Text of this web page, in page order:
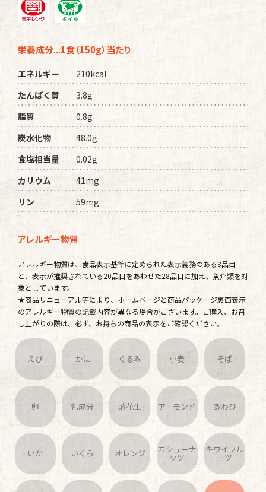
栄養成分...1食（150g）当たり
エネルギー
210kcal
たんぱく質
3.8g
脂質
0.8g
炭水化物
48.0g
食塩相当量
0.02g
カリウム
41mg
リン
59mg
アレルギー物質
アレルギー物質は、食品表示基準に定められた表示義務のある8品目
と、表示が推奨されている20品目をあわせた28品目に加え、魚介類を対
象としています。
★商品リニューアル等により、ホームページと商品パッケージ裏面表示
のアレルギー物質の記載内容が異なる場合がございます。ご購入、お召
し上がりの際は、必ず、お持ちの商品の表示をご確認ください。
えび かに くるみ 小麦 そば
卵 乳成分 落花生 アーモンド あわび
いか いくら オレンジ カシューナ
ッツ
キウイフル
ーツ